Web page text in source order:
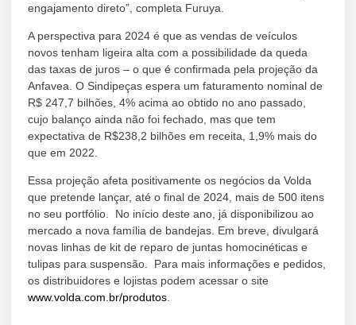
engajamento direto”, completa Furuya.
A perspectiva para 2024 é que as vendas de veículos
novos tenham ligeira alta com a possibilidade da queda
das taxas de juros – o que é confirmada pela projeção da
Anfavea. O Sindipeças espera um faturamento nominal de
R$ 247,7 bilhões, 4% acima ao obtido no ano passado,
cujo balanço ainda não foi fechado, mas que tem
expectativa de R$238,2 bilhões em receita, 1,9% mais do
que em 2022.
Essa projeção afeta positivamente os negócios da Volda
que pretende lançar, até o final de 2024, mais de 500 itens
no seu portfólio. No início deste ano, já disponibilizou ao
mercado a nova família de bandejas. Em breve, divulgará
novas linhas de kit de reparo de juntas homocinéticas e
tulipas para suspensão. Para mais informações e pedidos,
os distribuidores e lojistas podem acessar o site
www.volda.com.br/produtos.